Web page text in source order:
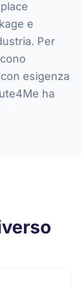
e
Per
esigenza
ha